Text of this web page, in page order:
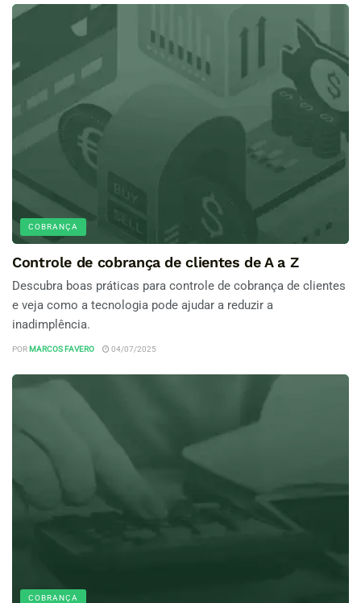
COBRANÇA
Controle de cobrança de clientes de A a Z
Descubra boas práticas para controle de cobrança de clientes
e veja como a tecnologia pode ajudar a reduzir a
inadimplência.
POR MARCOS FAVERO 04/07/2025
COBRANÇA